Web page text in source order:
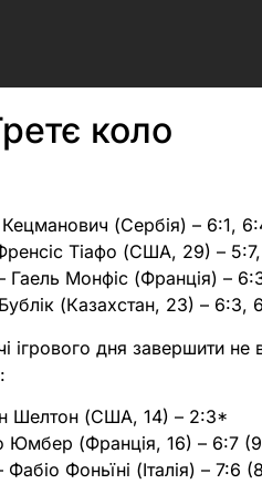
коло
(Сербія) – 6:1,
Тіафо (США, 29) –
Гаель Монфіс (Франція) –
(Казахстан, 23) – 6:3,
ігрового дня завершити
Шелтон (США, 14) – 2:3*
(Франція, 16) – 6:7
Фабіо Фоньїні (Італія) –